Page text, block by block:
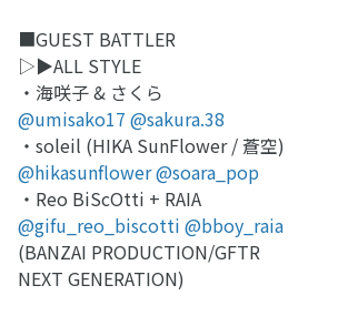
■GUEST BATTLER
▷▶︎ALL STYLE
・海咲子 & さくら
@umisako17 @sakura.38
・soleil (HIKA SunFlower / 蒼空)
@hikasunflower@soara_pop
・Reo BiScOtti + RAIA
@gifu_reo_biscotti @bboy_raia
(BANZAI PRODUCTION/GFTR
NEXT GENERATION)